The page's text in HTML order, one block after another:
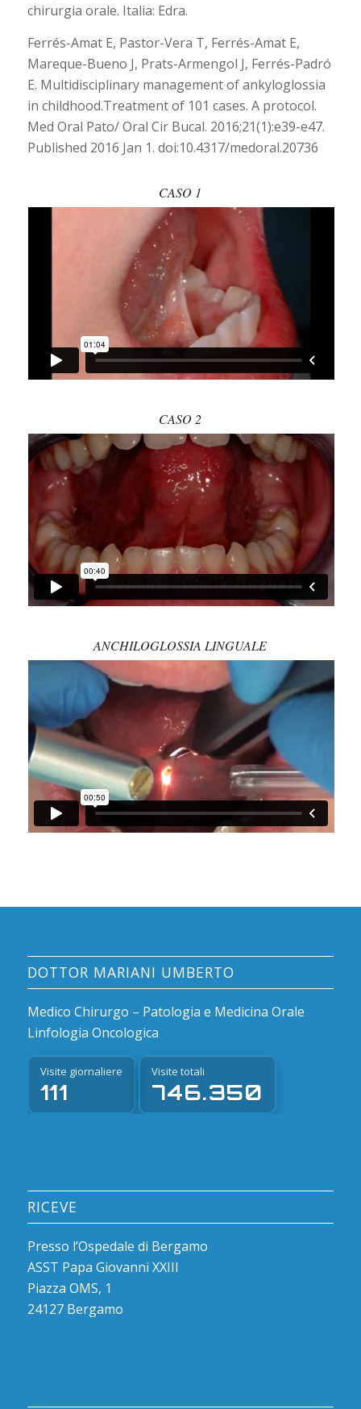
chirurgia orale. Italia: Edra.
Ferrés-Amat E, Pastor-Vera T, Ferrés-Amat E,
Mareque-Bueno J, Prats-Armengol J, Ferrés-Padró
E. Multidisciplinary management of ankyloglossia
in childhood.Treatment of 101 cases. A protocol.
Med Oral Pato/ Oral Cir Bucal. 2016;21(1):e39-e47.
Published 2016 Jan 1. doi:10.4317/medoral.20736
CASO 1
CASO 2
ANCHILOGLOSSIA LINGUALE
DOTTOR MARIANI UMBERTO
Medico Chirurgo – Patologia e Medicina Orale
Linfologia Oncologica
Visite giornaliere
111
Visite totali
746.350
RICEVE
Presso l’Ospedale di Bergamo
ASST Papa Giovanni XXIII
Piazza OMS, 1
24127 Bergamo